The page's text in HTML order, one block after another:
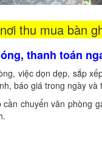
thu mua bàn
thanh toán
việc dọn dẹp, sắp
báo giá trong ngày
chuyển văn phòng